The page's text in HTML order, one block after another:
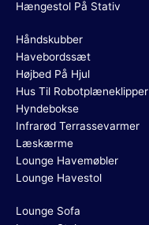
Hængestol På Stativ
Håndskubber
Havebordssæt
Højbed På Hjul
Hus Til Robotplæneklipper
Hyndebokse
Infrarød Terrassevarmer
Læskærme
Lounge Havemøbler
Lounge Havestol
Lounge Sofa